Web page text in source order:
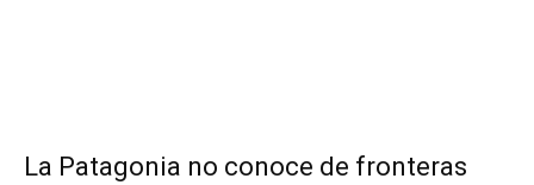
La Patagonia no conoce de fronteras